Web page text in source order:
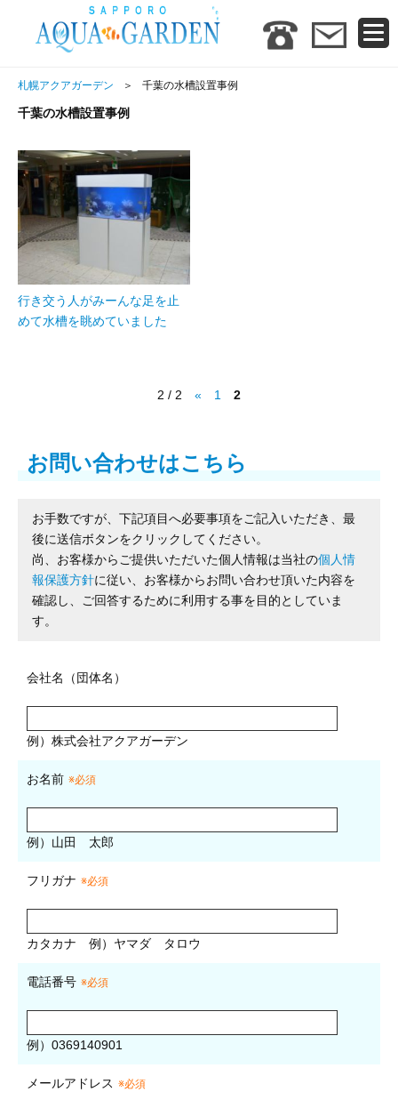
札幌アクアガーデン 千葉の水槽設置事例
千葉の水槽設置事例
行き交う人がみーんな足を止
めて水槽を眺めていました
2 / 2 « 1 2
お問い合わせはこちら
お手数ですが、下記項目へ必要事項をご記入いただき、最
後に送信ボタンをクリックしてください。
尚、お客様からご提供いただいた個人情報は当社の個人情
報保護方針に従い、お客様からお問い合わせ頂いた内容を
確認し、ご回答するために利用する事を目的としていま
す。
会社名（団体名）
例）株式会社アクアガーデン
お名前 ※必須
例）山田 太郎
フリガナ ※必須
カタカナ 例）ヤマダ タロウ
電話番号 ※必須
例）0369140901
メールアドレス ※必須